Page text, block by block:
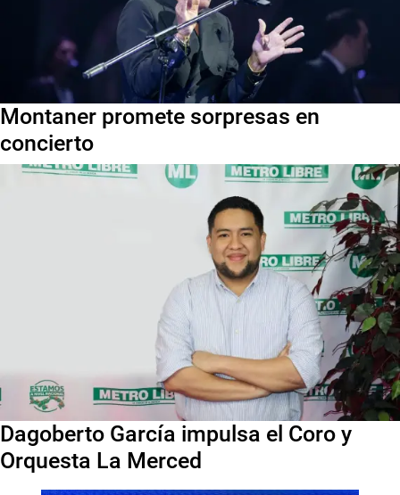
Montaner promete sorpresas en
concierto
Dagoberto García impulsa el Coro y
Orquesta La Merced